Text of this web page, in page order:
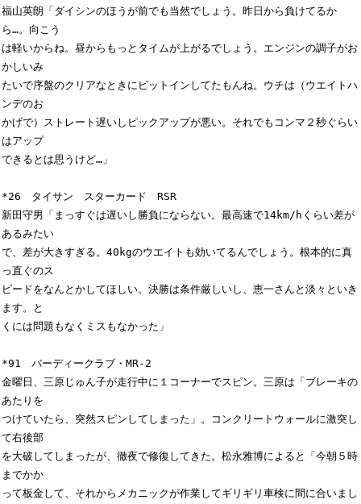
福山英朗「ダイシンのほうが前でも当然でしょう。昨日から負けてるか
ら…。向こう
は軽いからね。昼からもっとタイムが上がるでしょう。エンジンの調子がお
かしいみ
たいで序盤のクリアなときにピットインしてたもんね。ウチは（ウエイトハ
ンデのお
かげで）ストレート遅いしピックアップが悪い。それでもコンマ２秒ぐらい
はアップ
できるとは思うけど…」
*26　タイサン　スターカード　RSR
新田守男「まっすぐは遅いし勝負にならない。最高速で14km/hくらい差が
あるみたい
で、差が大きすぎる。40kgのウエイトも効いてるんでしょう。根本的に真
っ直ぐのス
ピードをなんとかしてほしい。決勝は条件厳しいし、恵一さんと淡々といき
ます。と
くには問題もなくミスもなかった」
*91　バーディークラブ・MR-2
金曜日、三原じゅん子が走行中に１コーナーでスピン。三原は「ブレーキの
あたりを
つけていたら、突然スピンしてしまった」。コンクリートウォールに激突し
て右後部
を大破してしまったが、徹夜で修復してきた。松永雅博によると「今朝５時
までかか
って板金して、それからメカニックが作業してギリギリ車検に間に合いまし